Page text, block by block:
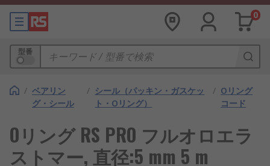
0
型番
/ ベアリン
グ・シール
/ シール（パッキン・ガスケッ
ト・Oリング）
/ Oリング
コード
Oリング RS PRO フルオロエラ
ストマー, 直径:5 mm 5 m